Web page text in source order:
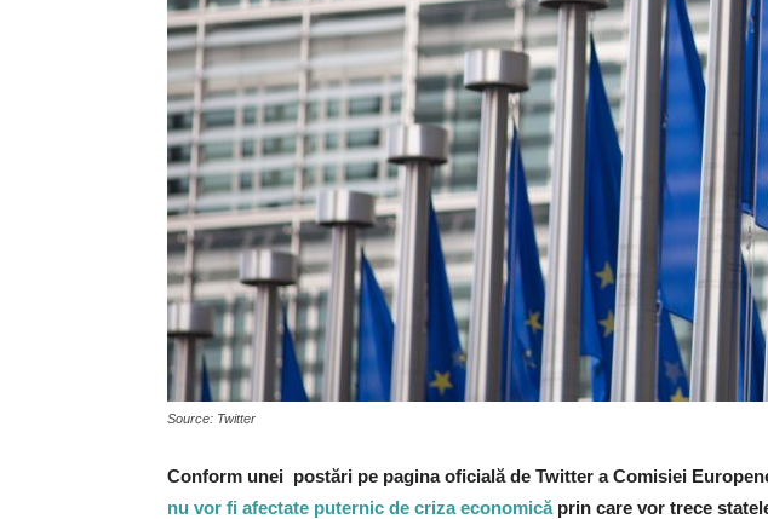
Source: Twitter
Conform unei postări pe pagina oficială de Twitter a Comisiei
nu vor fi afectate puternic de criza economicăprin care vor trece